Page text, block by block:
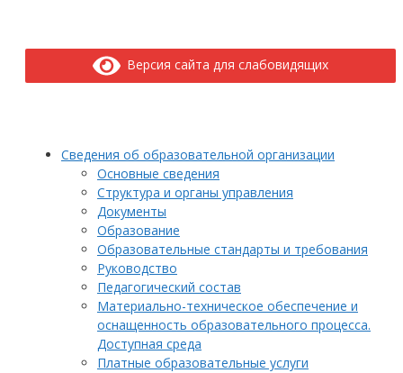
Версия сайта для слабовидящих
Сведения об образовательной организации
Основные сведения
Структура и органы управления
Документы
Образование
Образовательные стандарты и требования
Руководство
Педагогический состав
Материально-техническое обеспечение и
оснащенность образовательного процесса.
Доступная среда
Платные образовательные услуги